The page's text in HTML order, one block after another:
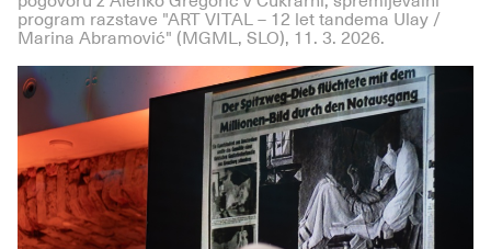
program razstave "ART VITAL – 12 let tandema Ulay /
Marina Abramović" (MGML, SLO), 11. 3. 2026.